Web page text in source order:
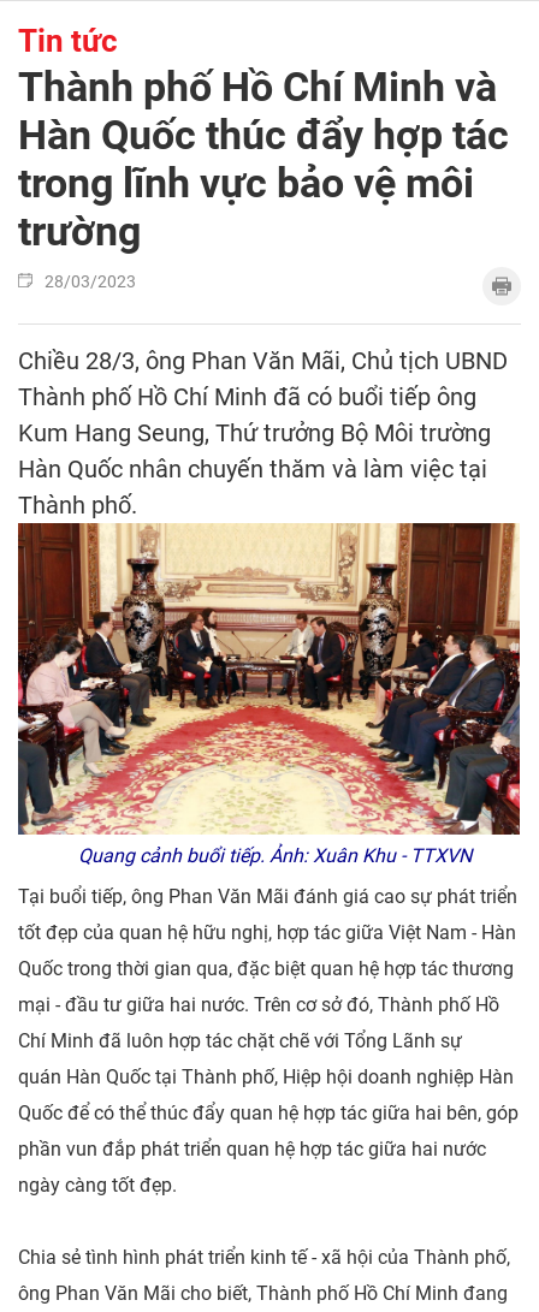
Tin tức
Thành phố Hồ Chí Minh và
Hàn Quốc thúc đẩy hợp tác
trong lĩnh vực bảo vệ môi
trường
28/03/2023
Chiều 28/3, ông Phan Văn Mãi, Chủ tịch UBND
Thành phố Hồ Chí Minh đã có buổi tiếp ông
Kum Hang Seung, Thứ trưởng Bộ Môi trường
Hàn Quốc nhân chuyến thăm và làm việc tại
Thành phố.
Quang cảnh buổi tiếp. Ảnh: Xuân Khu - TTXVN
Tại buổi tiếp, ông Phan Văn Mãi đánh giá cao sự phát triển
tốt đẹp của quan hệ hữu nghị, hợp tác giữa Việt Nam - Hàn
Quốc trong thời gian qua, đặc biệt quan hệ hợp tác thương
mại - đầu tư giữa hai nước. Trên cơ sở đó, Thành phố Hồ
Chí Minh đã luôn hợp tác chặt chẽ với Tổng Lãnh sự
quán Hàn Quốc tại Thành phố, Hiệp hội doanh nghiệp Hàn
Quốc để có thể thúc đẩy quan hệ hợp tác giữa hai bên, góp
phần vun đắp phát triển quan hệ hợp tác giữa hai nước
ngày càng tốt đẹp.
Chia sẻ tình hình phát triển kinh tế - xã hội của Thành phố,
ông Phan Văn Mãi cho biết, Thành phố Hồ Chí Minh đang